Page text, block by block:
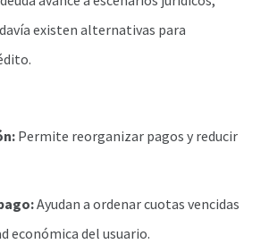
existen alternativas para
Permite reorganizar pagos y reducir
Ayudan a ordenar cuotas vencidas
económica del usuario.